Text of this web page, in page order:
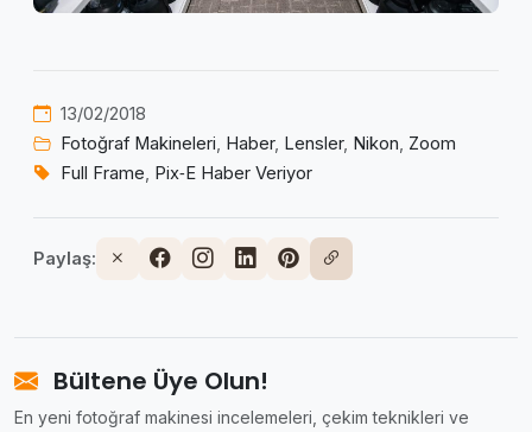
13/02/2018
Fotoğraf Makineleri, Haber, Lensler, Nikon, Zoom
Full Frame, Pix‑E Haber Veriyor
Paylaş:
Bültene Üye Olun!
En yeni fotoğraf makinesi incelemeleri, çekim teknikleri ve